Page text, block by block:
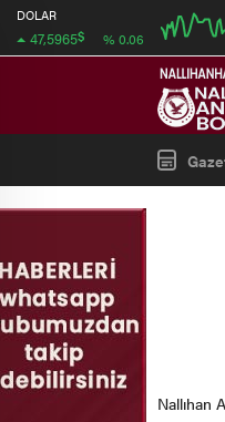
DOLAR
47,5965$ % 0.06
08:00
Nallıhan